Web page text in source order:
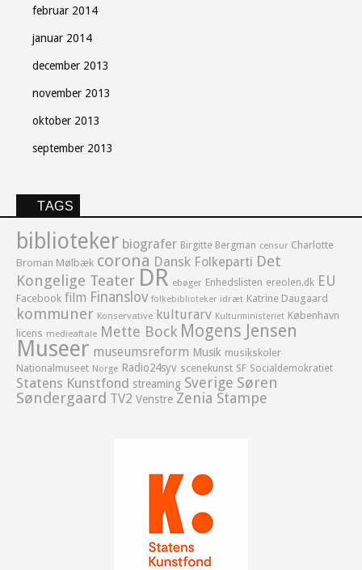
februar 2014
januar 2014
december 2013
november 2013
oktober 2013
september 2013
TAGS
biblioteker biografer Birgitte Bergman censur Charlotte
Broman Mølbæk corona Dansk Folkeparti Det
Kongelige Teater DR ebøger Enhedslisten ereolen.dk EU
Facebook film Finanslov folkebiblioteker idræt Katrine Daugaard
kommuner Konservative kulturarv Kulturministeriet København
licens medieaftale Mette Bock Mogens Jensen
Museer museumsreform Musik musikskoler
Nationalmuseet Norge Radio24syv scenekunst SF Socialdemokratiet
Statens Kunstfond streaming Sverige Søren
Søndergaard TV2 Venstre Zenia Stampe